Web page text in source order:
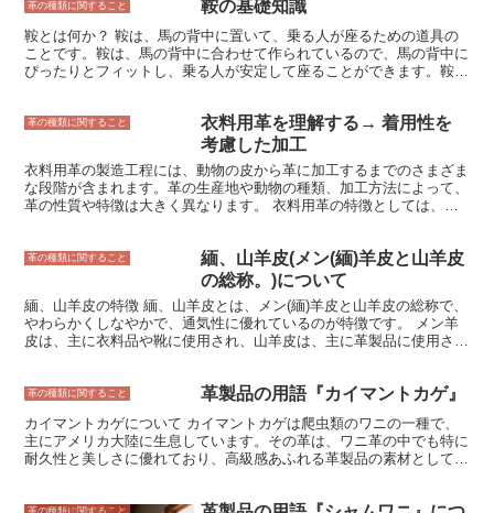
するのに役立ちます。 浮き彫り法には、手作業で行う方法と機械で
使って模様や文字の形を手彫りします。 この方法は、熟練した技術
が必要とされますが、職人の技が光る唯一無二の作品を生み出すこと
ができます。 機械で行う方法は、コンピューターでデザインした模
は、手作業で行う方法よりも早く大量に生産することができますが、
職人の技が光る唯一無二の作品を生み出すことは難しいです。
革の種類に関すること 鞍の基礎知識
鞍とは何か？ 鞍は、馬の背中に置いて、乗る人が座るための道具の
ことです。鞍は、馬の背中に合わせて作られているので、馬の背中に
ぴったりとフィットし、乗る人が安定して座ることができます。鞍
るようにするために入れています。鞍には、足をかけるためのあぶ
み、手綱を結ぶための手綱掛け、荷物を載せるための荷鞍などがあり
ます。鞍は、乗馬をする上で欠かせない道具です。
革の種類に関すること
衣料用革を理解する→ 着用性を
考慮した加工
衣料用革の製造工程には、動物の皮から革に加工するまでのさまざま
な段階が含まれます。革の生産地や動物の種類、加工方法によって、
革の性質や特徴は大きく異なります。 衣料用革の特徴としては、柔
て、表面の質感や風合いもさまざまに変化し、その表情の豊かさも衣
きく変化します。例えば、クロムなめし革は、柔らかくしなやかで、
通気性に優れています。タンニンなめし革は、堅牢で耐久性に優れ、
経年変化を楽しむことができます。また、加工の際に油分を多く含ま
せたオイルレザーは、防水性と柔軟性に優れています。
革の種類に関すること
緬、山羊皮(メン(緬)羊皮と山羊皮
の総称。)について
緬、山羊皮の特徴 緬、山羊皮とは、メン(緬)羊皮と山羊皮の総称で、
やわらかくしなやかで、通気性に優れているのが特徴です。 メン羊
皮は、主に衣料品や靴に使用され、山羊皮は、主に革製品に使用され
が高く、シワになりにくいのも特徴です。 山羊皮は、メン羊皮より
されます。また、撥水性に優れており、汚れにくいのも特徴です。
革の種類に関すること 革製品の用語『カイマントカゲ』
カイマントカゲについて カイマントカゲは爬虫類のワニの一種で、
主にアメリカ大陸に生息しています。その革は、ワニ革の中でも特に
耐久性と美しさに優れており、高級感あふれる革製品の素材として珍
革の種類に関すること